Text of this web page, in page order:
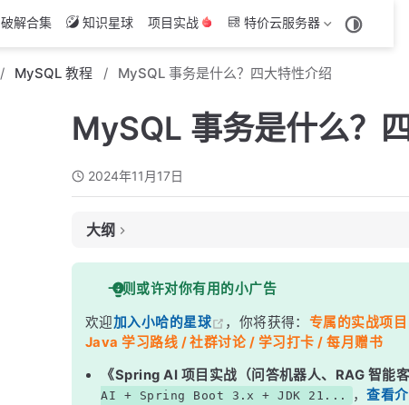
破解合集 知识星球 项目实战 特价云服务器
MySQL 教程 MySQL 事务是什么？四大特性介绍
MySQL 事务是什么？
2024年11月17日
大纲
什么是事务？
事务的特性（ACID）
MySQL 中事务的支持
示例：银行转账
一则或许对你有用的小广告
欢迎加入小哈的星球 ，你将获得： 专属的实战项
Java 学习路线 / 社群讨论 / 学习打卡 / 每月赠书
《Spring AI 项目实战（问答机器人、RAG 智能
AI + Spring Boot 3.x + JDK 21... ，查看